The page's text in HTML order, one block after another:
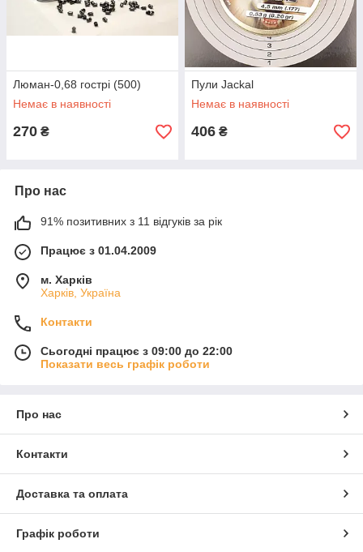
Люман-0,68 гострі (500)
Немає в наявності
270 ₴
Пули Jackal
Немає в наявності
406 ₴
Про нас
91% позитивних з 11 відгуків за рік
Працює з 01.04.2009
м. Харків
Харків, Україна
Контакти
Сьогодні працює з 09:00 до 22:00
Показати весь графік роботи
Про нас
Контакти
Доставка та оплата
Графік роботи